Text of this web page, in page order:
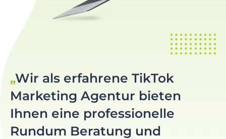
Wir als erfahrene TikTok
Marketing Agentur bieten
Ihnen eine professionelle
Rundum Beratung und